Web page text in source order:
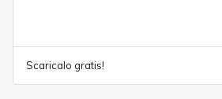
Scaricalo gratis!